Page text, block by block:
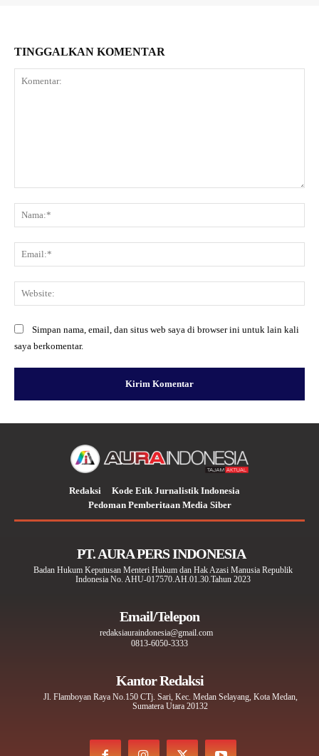
TINGGALKAN KOMENTAR
Simpan nama, email, dan situs web saya di browser ini untuk lain kali
saya berkomentar.
Redaksi
Kode Etik Jurnalistik Indonesia
Pedoman Pemberitaan Media Siber
PT. AURA PERS INDONESIA
Badan Hukum Keputusan Menteri Hukum dan Hak Azasi Manusia Republik
Indonesia No. AHU-017570.AH.01.30.Tahun 2023
Email/Telepon
redaksiauraindonesia@gmail.com
0813-6050-3333
Kantor Redaksi
Jl. Flamboyan Raya No.150 CTj. Sari, Kec. Medan Selayang, Kota Medan,
Sumatera Utara 20132